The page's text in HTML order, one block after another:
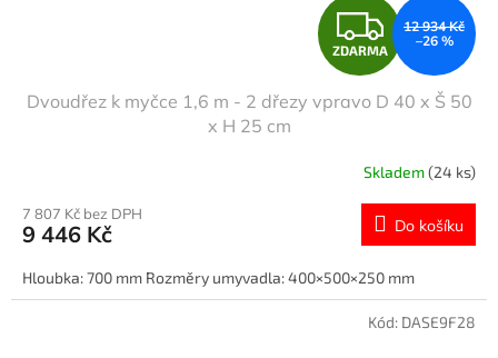
Z
D
A
R
M
A
ZDARMA
12 934 Kč
–26 %
Dvoudřez k myčce 1,6 m - 2 dřezy vpravo D 40 x Š 50
x H 25 cm
Skladem(24 ks)
7 807 Kč bez DPH
9 446 Kč Do košíku
Hloubka: 700 mm Rozměry umyvadla: 400×500×250 mm
Kód: DASE9F28